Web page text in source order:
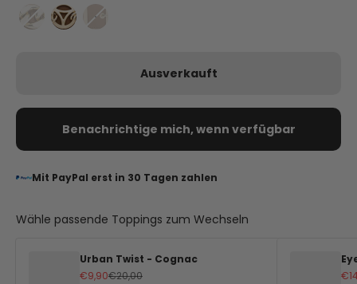
Gold Chain - Cognac
Golden Icon - Cognac
Urban Classic - Cognac
Ausverkauft
Benachrichtige mich, wenn verfügbar
Mit PayPal erst in 30 Tagen zahlen
Wähle passende Toppings zum Wechseln
Urban Twist - Cognac
Angebot
€9,90Regulärer Preis
€20,00